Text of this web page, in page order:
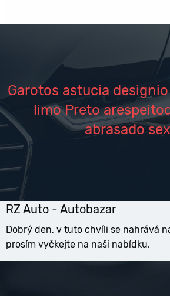
Garotos astucia
limo Preto
abrasado
RZ Auto - Autobazar
Dobrý den, v tuto chvíli se nahrává
prosím vyčkejte na naši nabídku.